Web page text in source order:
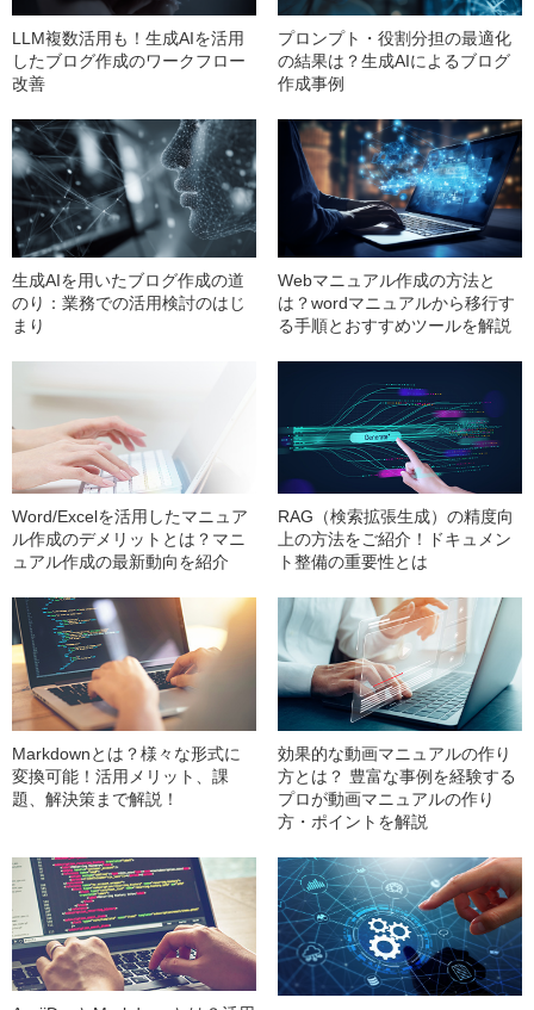
LLM複数活用も！生成AIを活用
したブログ作成のワークフロー
改善
プロンプト・役割分担の最適化
の結果は？生成AIによるブログ
作成事例
生成AIを用いたブログ作成の道
のり：業務での活用検討のはじ
まり
Webマニュアル作成の方法と
は？wordマニュアルから移行す
る手順とおすすめツールを解説
Word/Excelを活用したマニュア
ル作成のデメリットとは？マニ
ュアル作成の最新動向を紹介
RAG（検索拡張生成）の精度向
上の方法をご紹介！ドキュメン
ト整備の重要性とは
Markdownとは？様々な形式に
変換可能！活用メリット、課
題、解決策まで解説！
効果的な動画マニュアルの作り
方とは？ 豊富な事例を経験する
プロが動画マニュアルの作り
方・ポイントを解説